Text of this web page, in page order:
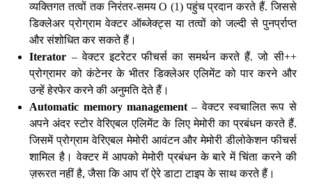
व्यक्तिगत तत्वों तक निरंतर-समय O (1) पहुंच प्रदान करते हैं. जिससे
डिक्लेअर प्रोग्राम वेक्टर ऑब्जेक्ट्स या तत्वों को जल्दी से पुनर्प्राप्त
और संशोधित कर सकते हैं।
Iterator – वेक्टर इटरेटर फीचर्स का समर्थन करते हैं. जो सी++
प्रोग्रामर को कंटेनर के भीतर डिक्लेअर एलिमेंट को पार करने और
उन्हें हेरफेर करने की अनुमति देते हैं।
Automatic memory management – वेक्टर स्वचालित रूप से
अपने अंदर स्टोर वेरिएबल एलिमेंट के लिए मेमोरी का प्रबंधन करते हैं.
जिसमें प्रोग्राम वेरिएबल मेमोरी आवंटन और मेमोरी डीलोकेशन फीचर्स
शामिल है। वेक्टर में आपको मेमोरी प्रबंधन के बारे में चिंता करने की
ज़रूरत नहीं है, जैसा कि आप रॉ ऐरे डाटा टाइप के साथ करते हैं।